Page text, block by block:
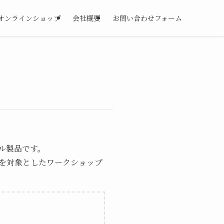
ンラインショップ 会社概要 お問い合わせフォーム
品です。
対象としたワークショップ